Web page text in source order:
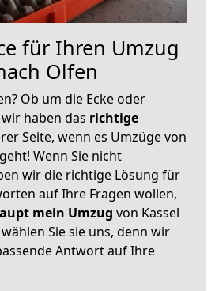
für Ihren Umzug
Olfen
Ob um die Ecke oder
haben das richtige
Seite, wenn es Umzüge von
Wenn Sie nicht
wir die richtige Lösung für
auf Ihre Fragen wollen,
mein Umzug von Kassel
Sie sie uns, denn wir
Antwort auf Ihre